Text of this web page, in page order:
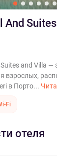
And Suites
and Villa —
взрослых,
в Порто...
Fi
отеля